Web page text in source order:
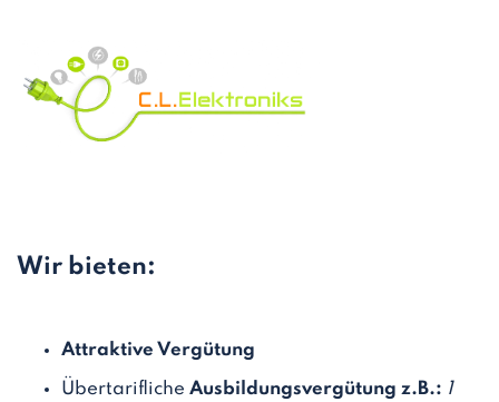
Wir bieten:
Attraktive Vergütung
Übertarifliche Ausbildungsvergütung z.B.: 1